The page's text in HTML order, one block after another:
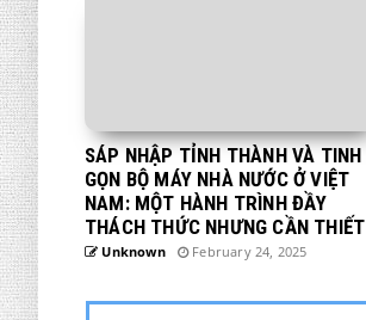
SÁP NHẬP TỈNH THÀNH VÀ TINH
GỌN BỘ MÁY NHÀ NƯỚC Ở VIỆT
NAM: MỘT HÀNH TRÌNH ĐẦY
THÁCH THỨC NHƯNG CẦN THIẾT
Unknown February 24, 2025